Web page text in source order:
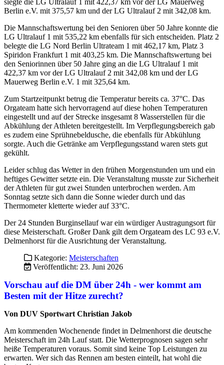
Zum Startzeitpunkt betrug die Temperatur bereits ca. 37°C. Das
Orgateam hatte sich hervorragend auf diese hohen Temperaturen
eingestellt und auf der Strecke insgesamt 8 Wasserstellen für die
Abkühlung der Athleten bereitgestellt. Im Verpflegungsbereich gab
es zudem eine Sprühnebeldusche, die ebenfalls für Abkühlung
sorgte. Auch die Getränke am Verpflegungsstand waren stets gut
gekühlt.
Leider schlug das Wetter in den frühen Morgenstunden um und ein
heftiges Gewitter setzte ein. Die Veranstaltung musste zur Sicherheit
der Athleten für gut zwei Stunden unterbrochen werden. Am
Sonntag setzte sich dann die Sonne wieder durch und das
Thermometer kletterte wieder auf 33°C.
Der 24 Stunden Burginsellauf war ein würdiger Austragungsort für
diese Meisterschaft. Großer Dank gilt dem Orgateam des LC 93 e.V.
Delmenhorst für die Ausrichtung der Veranstaltung.
Veröffentlicht: 23. Juni 2026
Vorschau auf die DM über 24h - wer kommt am
Besten mit derHitze zurecht?
Von DUV Sportwart Christian Jakob
Am kommenden Wochenende findet in Delmenhorst die deutsche
Meisterschaft im 24h Lauf statt. Die Wetterprognosen sagen sehr
heiße Temperaturen voraus. Somit sind keine Top Leistungen zu
erwarten. Wer sich das Rennen am besten einteilt, hat wohl die
besten Karten.
Auch die Favoriten werden vorsichtig beginnen müssen. Bei den
Männern ist das natürlich Norman Mascher-Aspensjö (SCC Berlin).
und 2025) über 24h verteidigen. Sein wohl größter Konkurrent wird
wohl Tobias Mieth von der SV Elbland Coswig-Meißen sein. Er hat
genau wie Manuel Tuna (LG Kindsberg), der 3.Platzierte aus
Gotha, schon die 200km Marke geknackt. Beide sollte man auf
jeden Fall auf der Rechnung haben.